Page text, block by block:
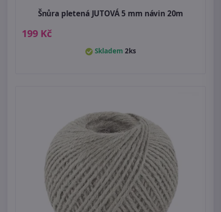
Šnůra pletená JUTOVÁ 5 mm návin 20m
199 Kč
Skladem 2ks